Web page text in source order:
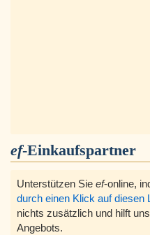
ef-Einkaufspartner
Unterstützen Sie ef-online,
durch einen Klick auf diesen
nichts zusätzlich und hilft
Angebots.